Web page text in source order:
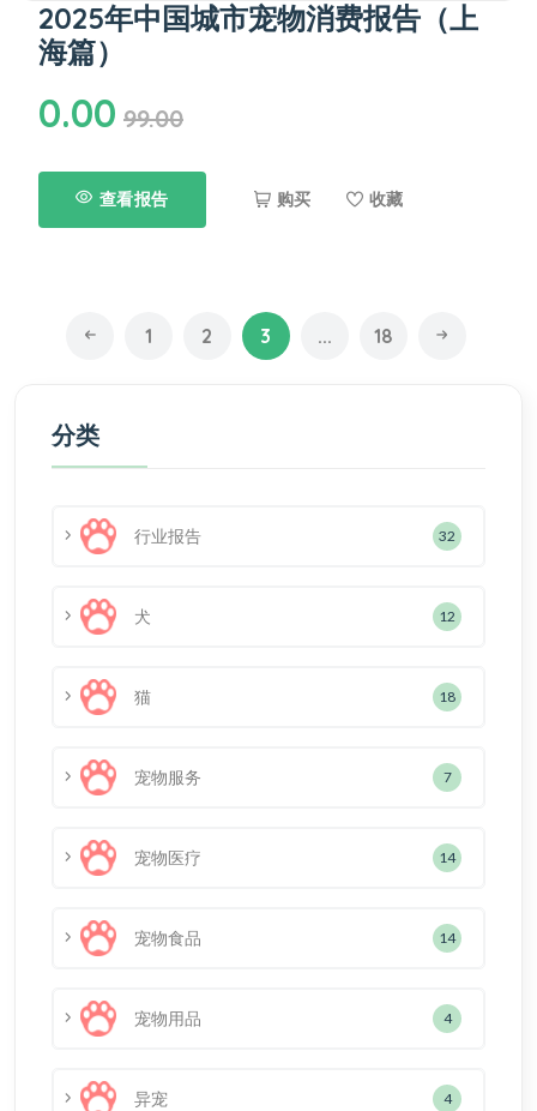
2025年中国城市宠物消费报告（上
海篇）
0.00 99.00
查看报告 购买 收藏
1 2 3 ... 18
分类
行业报告 32
犬 12
猫 18
宠物服务 7
宠物医疗 14
宠物食品 14
宠物用品 4
异宠 4